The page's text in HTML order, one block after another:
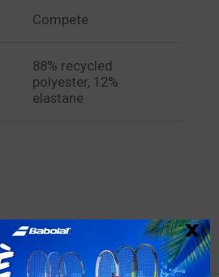
Compete
88% recycled
polyester, 12%
elastane
MUA CÙNG
x